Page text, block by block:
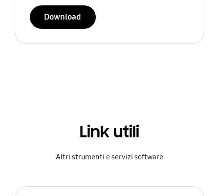
Download
Link utili
Altri strumenti e servizi software